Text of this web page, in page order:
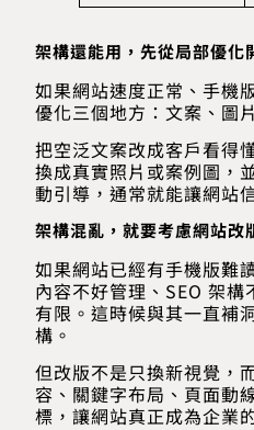
架構還能用，先從局部優化
如果網站速度正常、手機
優化三個地方：文案、圖
把空泛文案改成客戶看得
換成真實照片或案例圖，
動引導，通常就能讓網站
架構混亂，就要考慮網站改
如果網站已經有手機版難
內容不好管理、SEO 架
有限。這時候與其一直補
構。
但改版不是只換新視覺，
容、關鍵字布局、頁面動
標，讓網站真正成為企業